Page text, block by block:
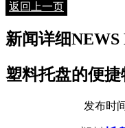
返回上一页
新闻详细NEWS
塑料托盘的便
发布时